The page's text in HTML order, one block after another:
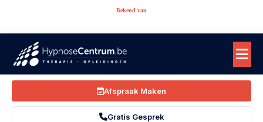
Bekend van
Afspraak Maken
Gratis Gesprek